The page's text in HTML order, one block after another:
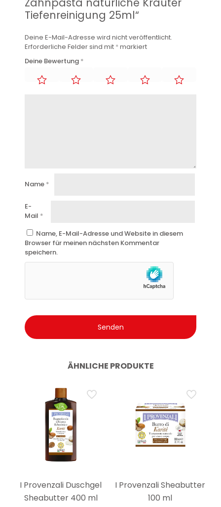
Zahnpasta natürliche Kräuter
Tiefenreinigung 25ml“
Deine E-Mail-Adresse wird nicht veröffentlicht.
Erforderliche Felder sind mit *markiert
Deine Bewertung *
Name *
E-
Mail *
Name, E-Mail-Adresse und Website in diesem
Browser für meinen nächsten Kommentar
speichern.
ÄHNLICHE PRODUKTE
I Provenzali Duschgel
Sheabutter 400 ml
I Provenzali Sheabutter
100 ml